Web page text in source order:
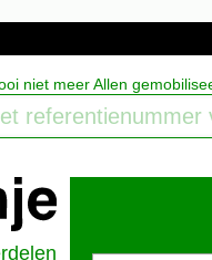
niet meer Allen